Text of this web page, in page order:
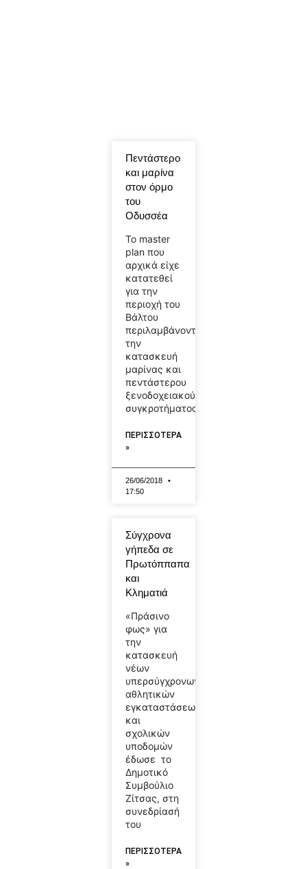
Πεντάστερο
και μαρίνα
στον όρμο
του
Οδυσσέα
Το master
plan που
αρχικά είχε
κατατεθεί
για την
περιοχή του
Βάλτου
περιλαμβάνοντας
την
κατασκευή
μαρίνας και
πεντάστερου
ξενοδοχειακού
συγκροτήματος,
ΠΕΡΙΣΣΟΤΕΡΑ
»
26/06/2018
17:50
Σύγχρονα
γήπεδα σε
Πρωτόππαπα
και
Κληματιά
«Πράσινο
φως» για
την
κατασκευή
νέων
υπερσύγχρονων
αθλητικών
εγκαταστάσεων
και
σχολικών
υποδομών
έδωσε το
Δημοτικό
Συμβούλιο
Ζίτσας, στη
συνεδρίασή
του
ΠΕΡΙΣΣΟΤΕΡΑ
»